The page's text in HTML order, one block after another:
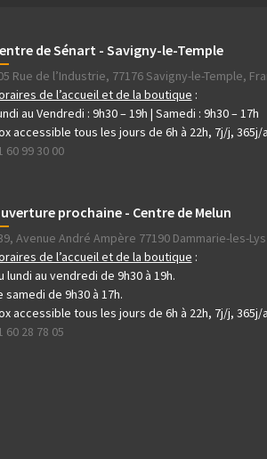
de Sénart - Savigny-le-Temple
Rue de l’Industrie, 77176 Savigny-le-Temple,
de l’accueil et de la boutique :
au Vendredi : 9h30 – 19h | Samedi : 9h30 – 17h
accessible tous les jours de 6h à 22h, 7j/j, 365j/
60 99 30 00
prochaine - Centre de Melun
Avenue André Ampère 77190 Dammarie-les-Lys
de l’accueil et de la boutique :
lundi au vendredi de 9h30 à 19h.
samedi de 9h30 à 17h.
accessible tous les jours de 6h à 22h, 7j/j, 365j/
60 28 78 05